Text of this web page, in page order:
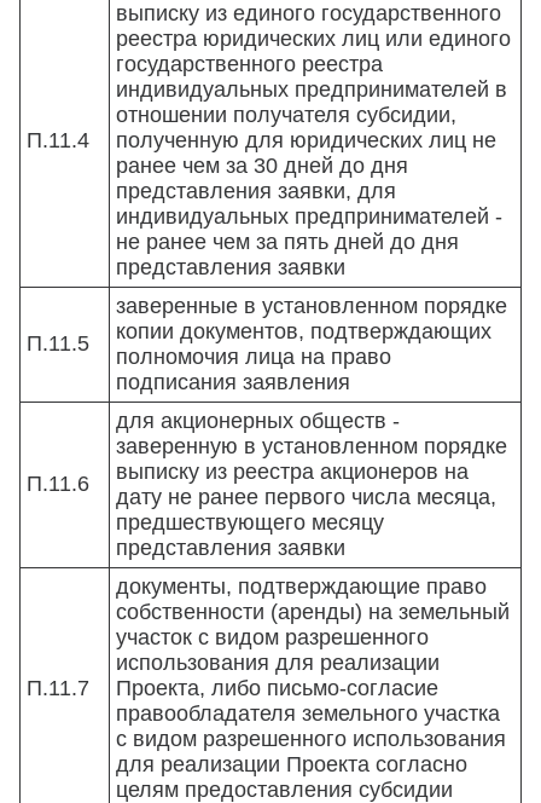
П.11.4
выписку из единого государственного
реестра юридических лиц или единого
государственного реестра
индивидуальных предпринимателей в
отношении получателя субсидии,
полученную для юридических лиц не
ранее чем за 30 дней до дня
представления заявки, для
индивидуальных предпринимателей -
не ранее чем за пять дней до дня
представления заявки
П.11.5
заверенные в установленном порядке
копии документов, подтверждающих
полномочия лица на право
подписания заявления
П.11.6
для акционерных обществ -
заверенную в установленном порядке
выписку из реестра акционеров на
дату не ранее первого числа месяца,
предшествующего месяцу
представления заявки
П.11.7
документы, подтверждающие право
собственности (аренды) на земельный
участок с видом разрешенного
использования для реализации
Проекта, либо письмо-согласие
правообладателя земельного участка
с видом разрешенного использования
для реализации Проекта согласно
целям предоставления субсидии